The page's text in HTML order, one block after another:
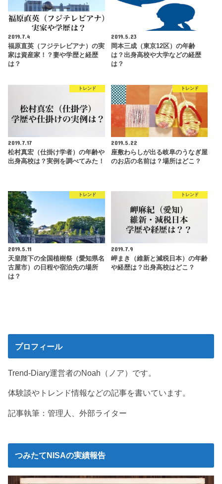
2019.7.4
福原直英（フジテレビアナ）の実
家は資産家！？妻や学歴と経歴
は？
2019.5.23
岡本三成（東京12区）の年齢
は？出身高校や大学などの経歴
は？
トレンド
2019.7.17
松村真宏（仕掛け学者）の年齢や
出身高校は？実例を調べてみた！
トレンド
2019.5.22
座敷わらしが出る岐阜のうなぎ屋
のお店の名前は？場所はどこ？
トレンド
2019.5.11
天皇陛下の全国植樹祭（愛知県名
古屋市）の日程や宿泊先の場所
は？
トレンド
2019.7.9
岬まき（維新と減税日本）の年齢
や経歴は？出身高校はどこ？
プロフィール
Trend-Diary運営者のNoah（ノア）です。
体験談やトレンド情報などの記事を書いています。
記事執筆：管理人、外部ライター
つみたてNISAの実績報告